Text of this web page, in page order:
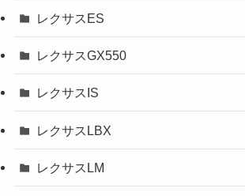
レクサスES
レクサスGX550
レクサスIS
レクサスLBX
レクサスLM